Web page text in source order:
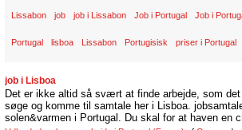
Lissabon job job i Lissabon Job i Portugal Job i
Portugal lisboa Lissabon Portugisisk priser i Portugal
job i Lisboa
Det er ikke altid så svært at finde arbejde, som
søge og komme til samtale her i Lisboa.
solen&varmen i Portugal. Du skal for at haven en